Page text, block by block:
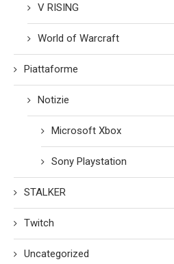
V RISING
World of Warcraft
Piattaforme
Notizie
Microsoft Xbox
Sony Playstation
STALKER
Twitch
Uncategorized